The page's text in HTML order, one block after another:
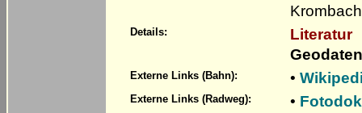
Details:
Literatur
Externe Links (Bahn): •
Externe Links (Radweg): •